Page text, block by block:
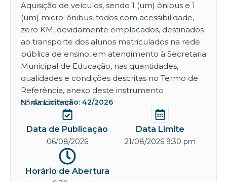
Aquisição de veículos, sendo 1 (um) ônibus e 1
(um) micro-ônibus, todos com acessibilidade,
zero KM, devidamente emplacados, destinados
ao transporte dos alunos matriculados na rede
pública de ensino, em atendimento à Secretaria
Municipal de Educação, nas quantidades,
qualidades e condições descritas no Termo de
Referência, anexo deste instrumento
convocatório.
Nº da Licitação: 42/2026
Data de Publicação
06/08/2026
Data Limite
21/08/2026 9:30 pm
Horário de Abertura